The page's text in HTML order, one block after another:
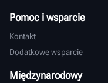
Pomoc i wsparcie
Kontakt
Dodatkowe wsparcie
Międzynarodowy